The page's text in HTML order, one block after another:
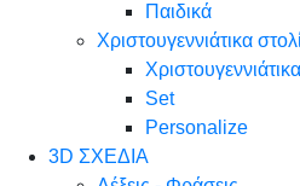
Παιδικά
Χριστουγεννιάτικα
Χριστουγεννιάτικα
Set
Personalize
3D ΣΧΕΔΙΑ